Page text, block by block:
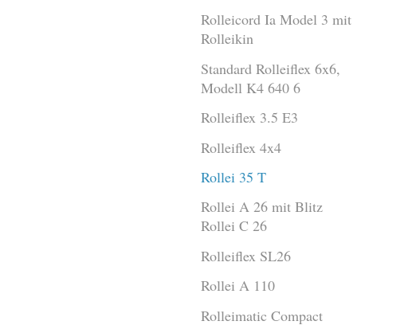
Rolleicord Ia Model 3 mit
Rolleikin
Standard Rolleiflex 6x6,
Modell K4 640 6
Rolleiflex 3.5 E3
Rolleiflex 4x4
Rollei 35 T
Rollei A 26 mit Blitz
Rollei C 26
Rolleiflex SL26
Rollei A 110
Rolleimatic Compact